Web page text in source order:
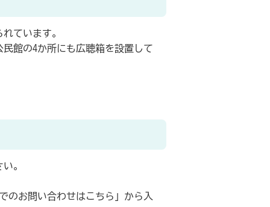
ています。
館の4か所にも広聴箱を設置して
。
のお問い合わせはこちら」から入